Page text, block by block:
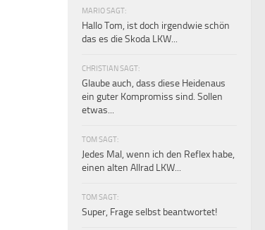
MARIO SAGT:
Hallo Tom, ist doch irgendwie schön
das es die Skoda LKW...
CHRISTIAN SAGT:
Glaube auch, dass diese Heidenaus
ein guter Kompromiss sind. Sollen
etwas...
TOM SAGT:
Jedes Mal, wenn ich den Reflex habe,
einen alten Allrad LKW...
TOM SAGT:
Super, Frage selbst beantwortet!